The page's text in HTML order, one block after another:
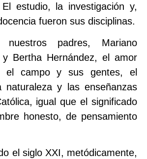
El estudio, la investigación y,
fueron sus disciplinas.
nuestros padres, Mariano
y Bertha Hernández, el amor
el campo y sus gentes, el
naturaleza y las enseñanzas
igual que el significado
honesto, de pensamiento
el siglo XXI, metódicamente,